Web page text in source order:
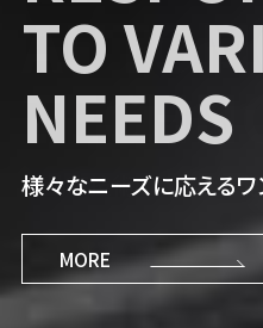
共に次世代のNKBを創ろ
MORE
自動車技術のさらなる
MORE
TO
NEEDS
様々なニーズに応えるワ
MORE
MORE
MORE